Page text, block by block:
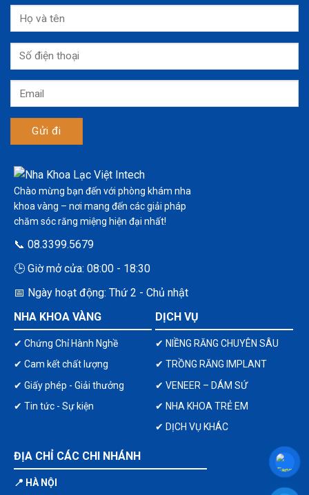
Chào mừng bạn đến với phòng khám nha
khoa vàng – nơi mang đến các giải pháp
chăm sóc răng miệng hiện đại nhất!
📞 08.3399.5679
🕒 Giờ mở cửa: 08:00 - 18:30
📅 Ngày hoạt động: Thứ 2 - Chủ nhật
NHA KHOA VÀNG
✔ Chứng Chỉ Hành Nghề
✔ Cam kết chất lượng
✔ Giấy phép - Giải thưởng
✔ Tin tức - Sự kiện
DỊCH VỤ
✔ NIỀNG RĂNG CHUYÊN SÂU
✔ TRỒNG RĂNG IMPLANT
✔ VENEER – DÁM SỨ
✔ NHA KHOA TRẺ EM
✔ DỊCH VỤ KHÁC
ĐỊA CHỈ CÁC CHI NHÁNH
📍 HÀ NỘI